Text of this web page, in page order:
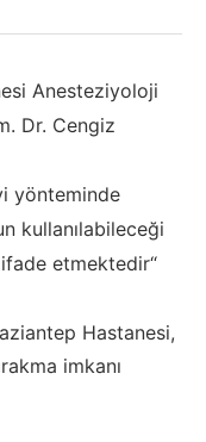
Anesteziyoloji
Dr. Cengiz
yönteminde
kullanılabileceği
ifade etmektedir“
Hastanesi,
imkanı